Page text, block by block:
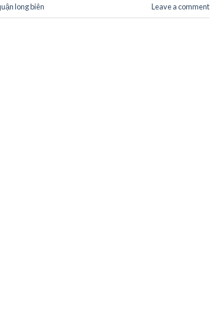
long biên Leave a comment